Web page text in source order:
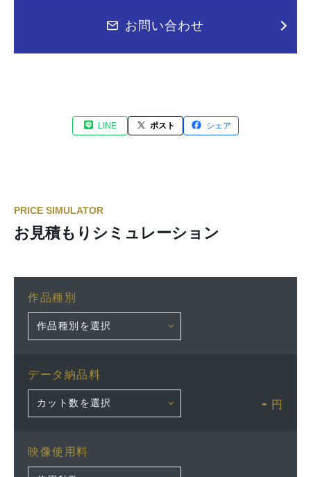
お問い合わせ
LINE ポスト シェア
PRICE SIMULATOR
お見積もりシミュレーション
作品種別
データ納品料
- 円
映像使用料